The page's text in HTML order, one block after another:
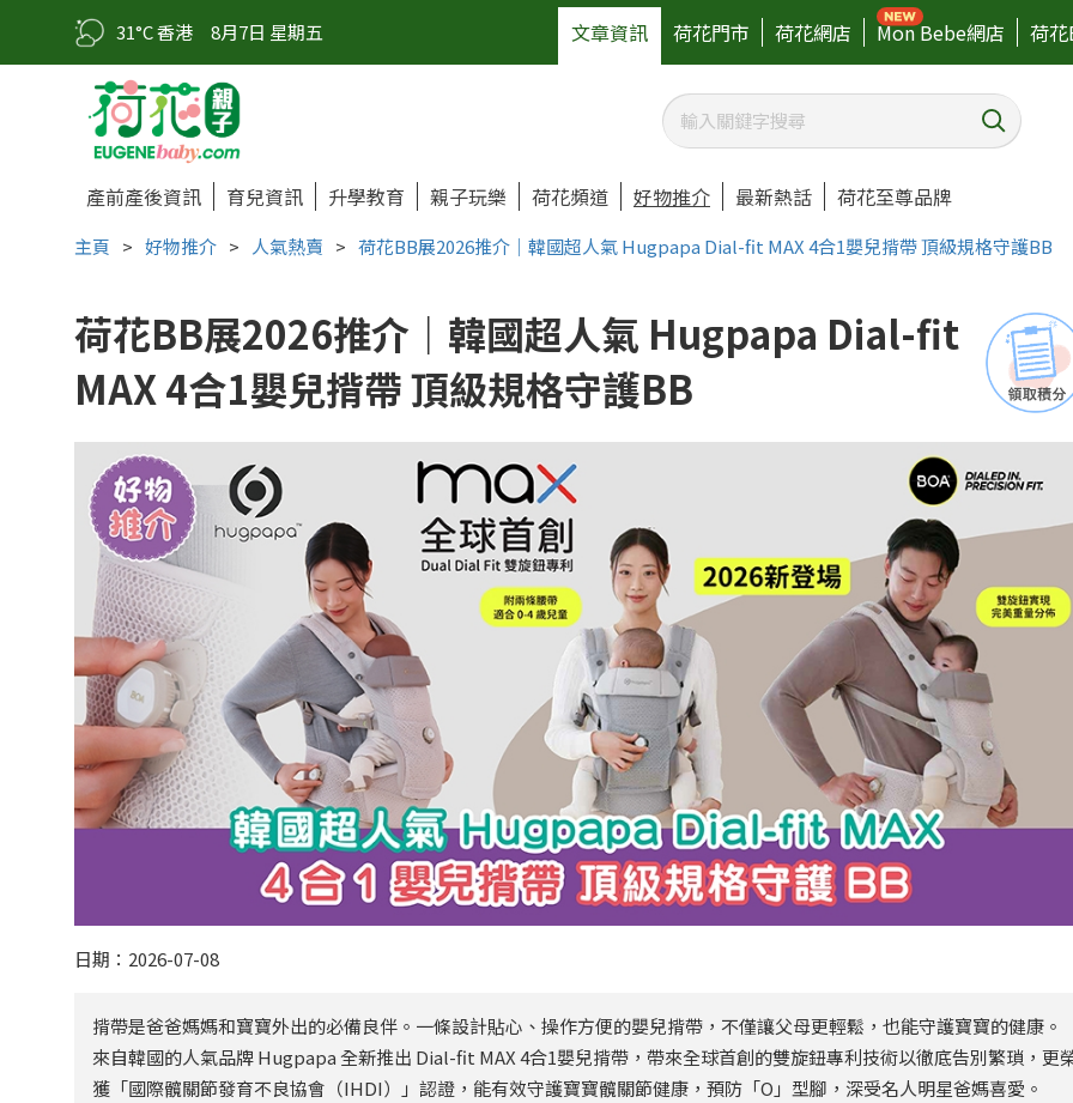
31°C 香港 8月7日 星期五 文章資訊 荷花門市 荷花網店 Mon Bebe網店 荷
產前產後資訊 育兒資訊 升學教育 親子玩樂 荷花頻道 好物推介 最新熱話 荷花至尊品牌
主頁 > 好物推介 > 人氣熱賣 > 荷花BB展2026推介｜韓國超人氣 Hugpapa Dial-fit MAX 4合1嬰兒揹帶 頂級規格守護BB
荷花BB展2026推介｜韓國超人氣 Hugpapa Dial-fit
MAX 4合1嬰兒揹帶 頂級規格守護BB
日期：2026-07-08
揹帶是爸爸媽媽和寶寶外出的必備良伴。一條設計貼心、操作方便的嬰兒揹帶，不僅讓父母更輕鬆，也能守護寶寶的健康。
來自韓國的人氣品牌 Hugpapa 全新推出 Dial-fit MAX 4合1嬰兒揹帶，帶來全球首創的雙旋鈕專利技術以徹底告別繁瑣，更
獲「國際髖關節發育不良協會（IHDI）」認證，能有效守護寶寶髖關節健康，預防「O」型腳，深受名人明星爸媽喜愛。